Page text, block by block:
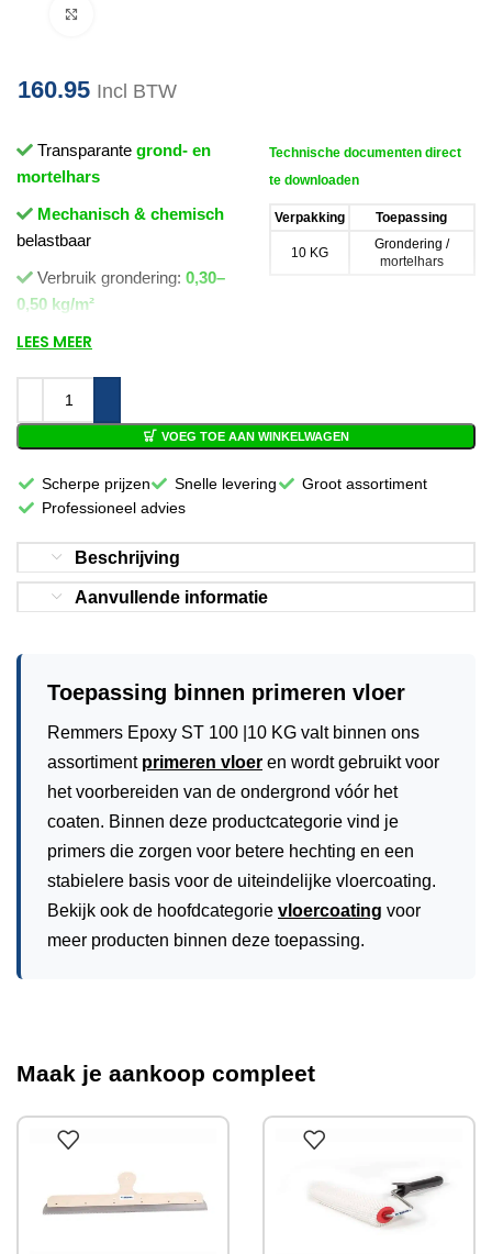
160.95 Incl BTW
Transparante grond- en
mortelhars
Mechanisch & chemisch
belastbaar
Verbruik grondering: 0,30–
0,50 kg/m²
Temperatuur:
Weekmakervrij, nonyl- en
alkylfenolvrij
Technische documenten direct
te downloaden
Verpakking Toepassing
10 KG
Grondering /
mortelhars
LEES MEER
VOEG TOE AAN WINKELWAGEN
Scherpe prijzen Snelle levering
Groot assortiment
Professioneel advies
Beschrijving
Aanvullende informatie
Toepassing binnen primeren vloer
Remmers Epoxy ST 100 |10 KG valt binnen ons
assortiment primeren vloer en wordt gebruikt voor
het voorbereiden van de ondergrond vóór het
coaten. Binnen deze productcategorie vind je
primers die zorgen voor betere hechting en een
stabielere basis voor de uiteindelijke vloercoating.
Bekijk ook de hoofdcategorie vloercoating voor
meer producten binnen deze toepassing.
Maak je aankoop compleet